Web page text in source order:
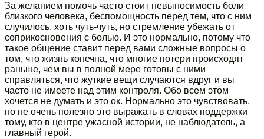
За желанием помочь часто стоит невыносимость боли
близкого человека, беспомощность перед тем, что с ним
случилось, хоть чуть-чуть, но стремление убежать от
соприкосновения с болью. И это нормально, потому что
такое общение ставит перед вами сложные вопросы о
том, что жизнь конечна, что многие потери происходят
раньше, чем вы в полной мере готовы с ними
справляться, что жуткие вещи случаются вдруг и вы
часто не имеете над этим контроля. Обо всем этом
хочется не думать и это ок. Нормально это чувствовать,
но не очень полезно это выражать в словах поддержки
тому, кто в центре ужасной истории, не наблюдатель, а
главный герой.